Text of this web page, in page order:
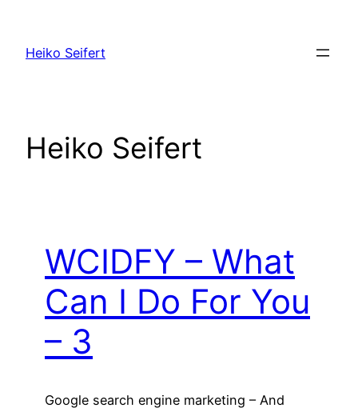
springen
Heiko Seifert
Heiko Seifert
WCIDFY – What
Can I Do For You
– 3
Google search engine marketing – And